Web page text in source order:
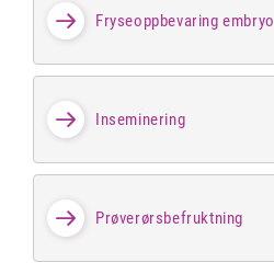
Fryseoppbevaring embryo
Inseminering
Prøverørsbefruktning